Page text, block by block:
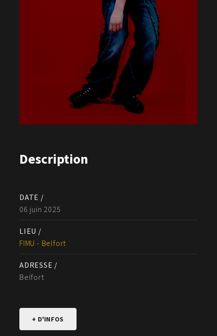
Description
DATE /
06 juin 2025
LIEU /
FIMU - Belfort
ADRESSE /
Belfort
+ D'INFOS